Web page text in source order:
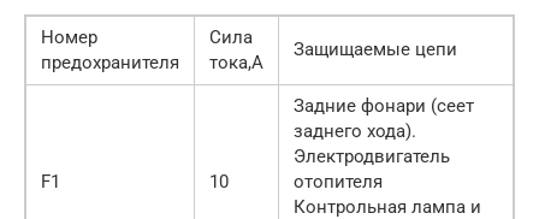
Номер
предохранителя
Сила
тока,А
Защищаемые цепи
F1 10
Задние фонари (сеет
заднего хода).
Электродвигатель
отопителя
Контрольная лампа и